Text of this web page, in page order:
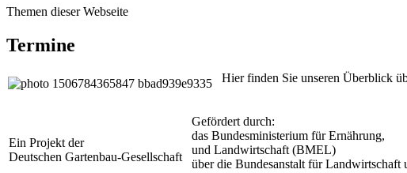
Themen dieser Webseite
Termine
Hier finden Sie unseren Überblick
Ein Projekt der
Deutschen Gartenbau-Gesellschaft
Gefördert durch:
das Bundesministerium für Ernährung,
und Landwirtschaft (BMEL)
über die Bundesanstalt für